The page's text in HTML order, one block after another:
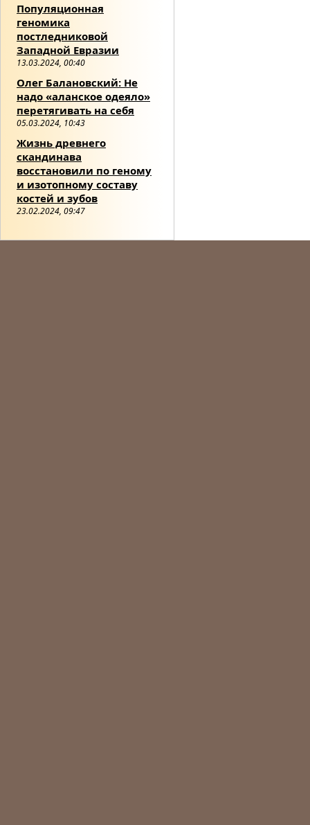
Популяционная
геномика
постледниковой
Западной Евразии
13.03.2024, 00:40
Олег Балановский: Не
надо «аланское одеяло»
перетягивать на себя
05.03.2024, 10:43
Жизнь древнего
скандинава
восстановили по геному
и изотопному составу
костей и зубов
23.02.2024, 09:47